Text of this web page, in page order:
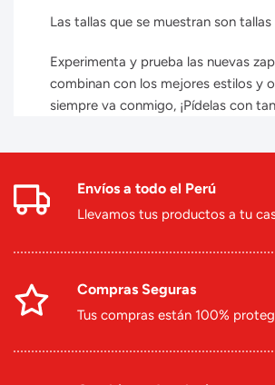
Las tallas que se muestran son tallas
Experimenta y prueba las nuevas
combinan con los mejores estilos y
siempre va conmigo, ¡Pídelas con
Envíos a todo el Perú
Llevamos tus productos a tu
Compras Seguras
Tus compras están 100%